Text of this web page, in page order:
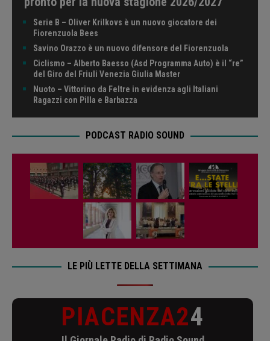
Serie B – Oliver Krilkovs è un nuovo giocatore dei
Fiorenzuola Bees
Savino Orazzo è un nuovo difensore del Fiorenzuola
Ciclismo – Alberto Baesso (Asd Programma Auto) è il “re”
del Giro del Friuli Venezia Giulia Master
Nuoto – Vittorino da Feltre in evidenza agli Italiani
Ragazzi con Pilla e Barbazza
PODCAST RADIO SOUND
LE PIÙ LETTE DELLA SETTIMANA
PIACENZA24